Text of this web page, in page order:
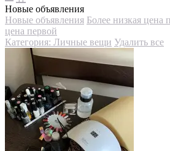
Новые объявления
Новые объявления Более низкая цена
цена первой
Категория: Личные вещи Удалить все